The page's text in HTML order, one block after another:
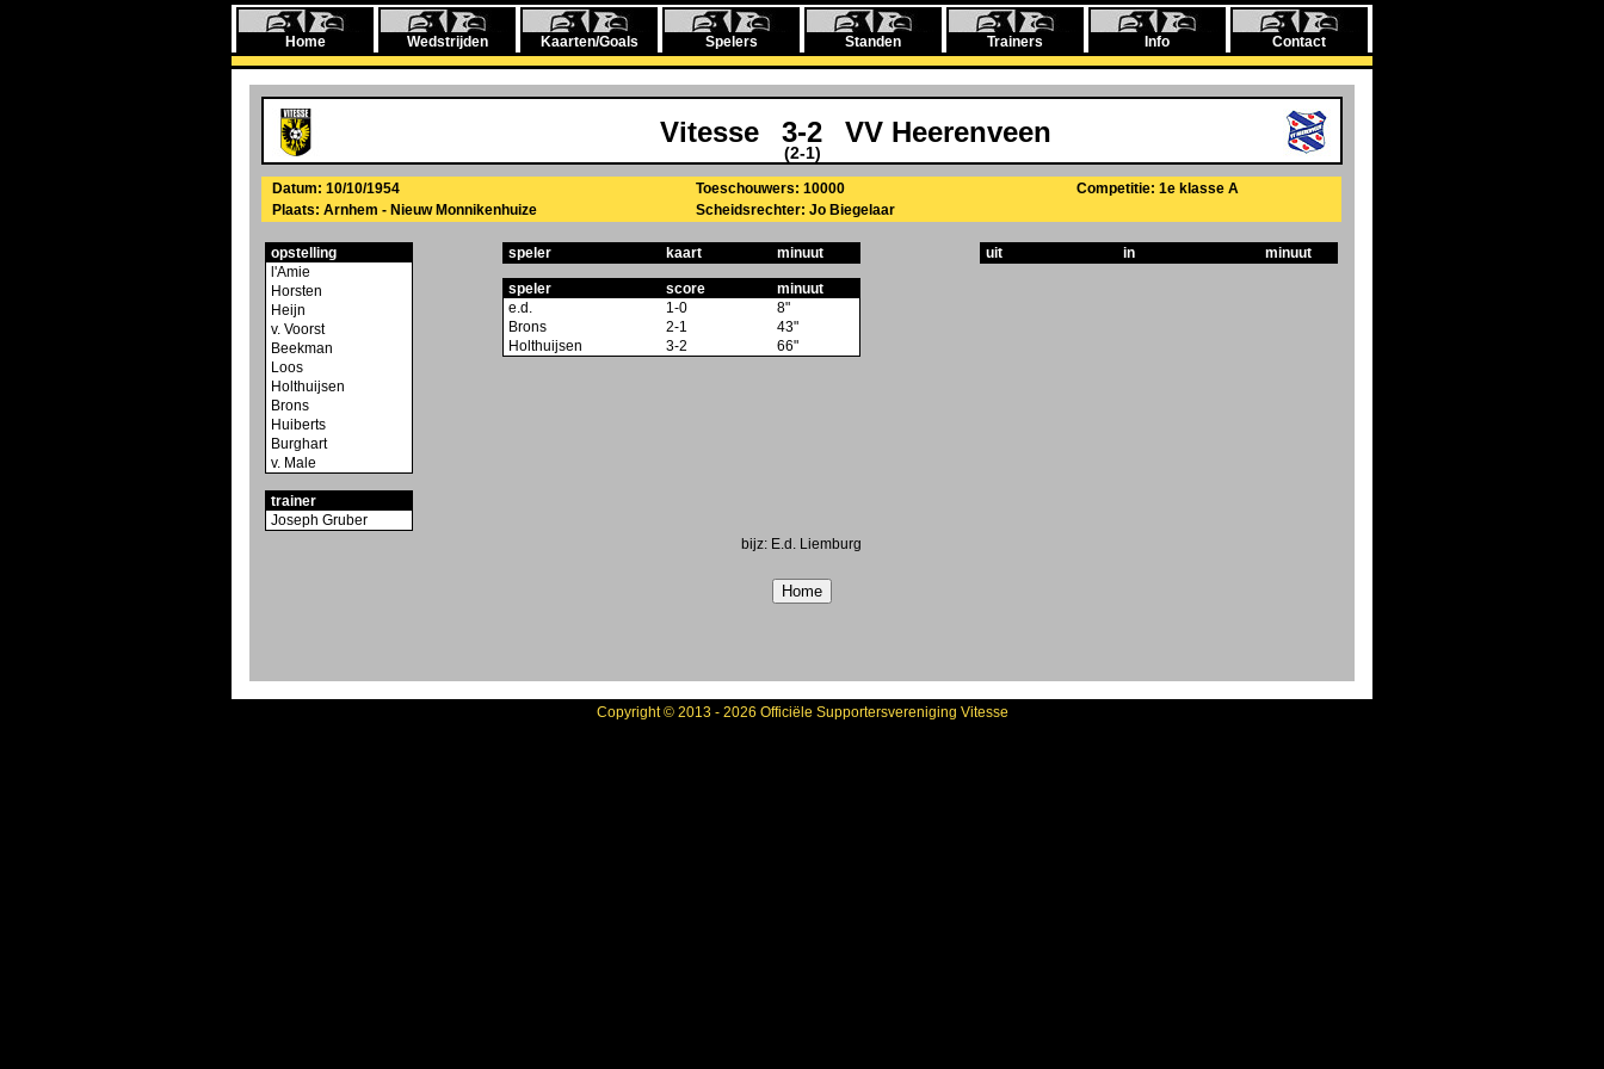
Home Wedstrijden Kaarten/Goals Spelers Standen Trainers Info Contact
Vitesse 3-2 VV Heerenveen
(2-1)
Datum: 10/10/1954 Toeschouwers: 10000
Competitie: 1e klasse A
Plaats: Arnhem - Nieuw Monnikenhuize
Scheidsrechter: Jo Biegelaar
opstelling
l'Amie
Horsten
Heijn
v. Voorst
Beekman
Loos
Holthuijsen
Brons
Huiberts
Burghart
v. Male
trainer
Joseph Gruber
speler kaart minuut
speler score
minuut
e.d.
1-0
8"
Brons
2-1
43"
Holthuijsen
3-2 66"
uit in minuut
bijz: E.d. Liemburg
Copyright © 2013 - 2026 Officiële Supportersvereniging Vitesse